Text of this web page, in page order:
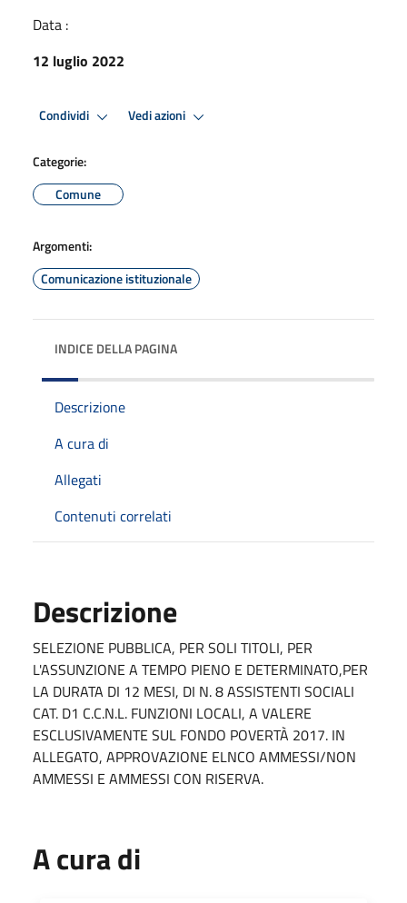
Data :
12 luglio 2022
Condividi Vedi azioni
Categorie:
Comune
Argomenti:
Comunicazione istituzionale
INDICE DELLA PAGINA
Descrizione
A cura di
Allegati
Contenuti correlati
Descrizione
SELEZIONE PUBBLICA, PER SOLI TITOLI, PER
L'ASSUNZIONE A TEMPO PIENO E DETERMINATO,PER
LA DURATA DI 12 MESI, DI N. 8 ASSISTENTI SOCIALI
CAT. D1 C.C.N.L. FUNZIONI LOCALI, A VALERE
ESCLUSIVAMENTE SUL FONDO POVERTÀ 2017. IN
ALLEGATO, APPROVAZIONE ELNCO AMMESSI/NON
AMMESSI E AMMESSI CON RISERVA.
A cura di